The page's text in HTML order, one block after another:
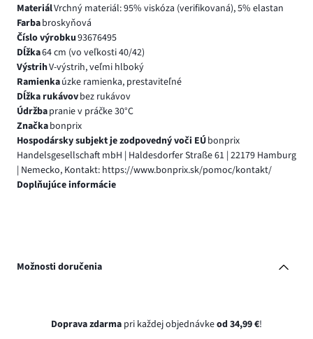
MateriálVrchný materiál: 95% viskóza (verifikovaná), 5% elastan
Farbabroskyňová
Číslo výrobku93676495
Dĺžka64 cm (vo veľkosti 40/42)
VýstrihV-výstrih, veľmi hlboký
Ramienkaúzke ramienka, prestaviteľné
Dĺžka rukávovbez rukávov
Údržbapranie v práčke 30°C
Značkabonprix
Hospodársky subjekt je zodpovedný voči EÚbonprix
Handelsgesellschaft mbH | Haldesdorfer Straße 61 | 22179 Hamburg
| Nemecko, Kontakt: https://www.bonprix.sk/pomoc/kontakt/
Doplňujúce informácie
Možnosti doručenia
Doprava zdarma pri každej objednávkeod 34,99 €!